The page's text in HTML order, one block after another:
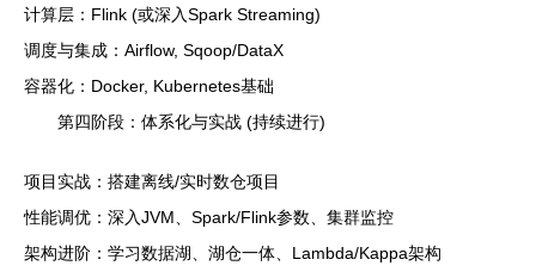
计算层：Flink (或深入Spark Streaming)
调度与集成：Airflow, Sqoop/DataX
容器化：Docker, Kubernetes基础
第四阶段：体系化与实战 (持续进行)
项目实战：搭建离线/实时数仓项目
性能调优：深入JVM、Spark/Flink参数、集群监控
架构进阶：学习数据湖、湖仓一体、Lambda/Kappa架构